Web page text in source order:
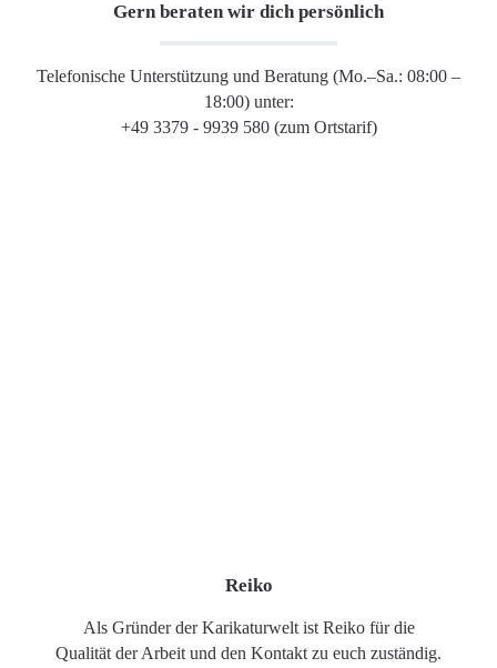
Gern beraten wir dich persönlich
Telefonische Unterstützung und Beratung (Mo.–Sa.: 08:00 –
18:00) unter:
+49 3379 - 9939 580 (zum Ortstarif)
Reiko
Als Gründer der Karikaturwelt ist Reiko für die
Qualität der Arbeit und den Kontakt zu euch zuständig.